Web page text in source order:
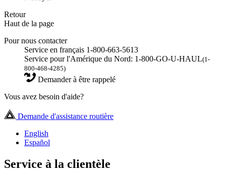
Retour
Haut de la page
Pour nous contacter
Service en français 1-800-663-5613
Service pour l'Amérique du Nord: 1-800-GO-U-HAUL(1-
800-468-4285)
Demander à être rappelé
Vous avez besoin d'aide?
Demande d'assistance routière
English
Español
Service à la clientèle